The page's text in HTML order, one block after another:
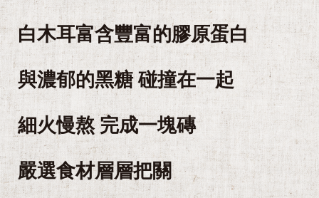
白木耳富含豐富的膠原蛋白
與濃郁的黑糖 碰撞在一起
細火慢熬 完成一塊磚
嚴選食材層層把關